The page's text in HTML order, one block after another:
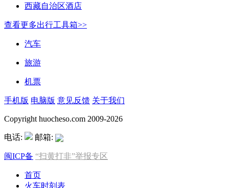
西藏自治区酒店
查看更多出行工具箱>>
汽车
旅游
机票
手机版 电脑版 意见反馈 关于我们
Copyright huocheso.com 2009-2026
电话: 邮箱:
闽ICP备 “扫黄打非”举报专区
首页
火车时刻表